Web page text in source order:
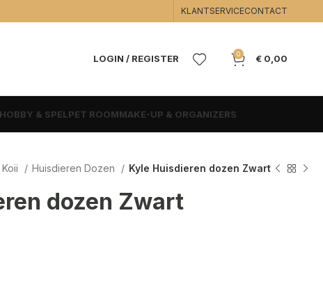
KLANTSERVICECONTACT
LOGIN / REGISTER 0 € 0,00
HOBBY & SPEL PET ROOMMAKE-UP & ORGANIZERS
Huisdieren Dozen Kyle Huisdieren dozen Zwart
dozen Zwart